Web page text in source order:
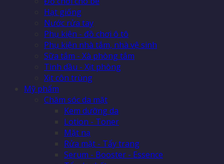
Hạt giống
Nước rửa tay
Phụ kiện - đồ chơi ô tô
Phụ kiện nhà tắm, nhà vệ sinh
Sữa tắm - Xà phòng tắm
Tinh dầu - Xịt phòng
Xịt côn trùng
Mỹ phẩm
Chăm sóc da mặt
Kem dưỡng da
Lotion - Toner
Mặt nạ
Rửa mặt - Tẩy trang
Serum - Booster - Essence